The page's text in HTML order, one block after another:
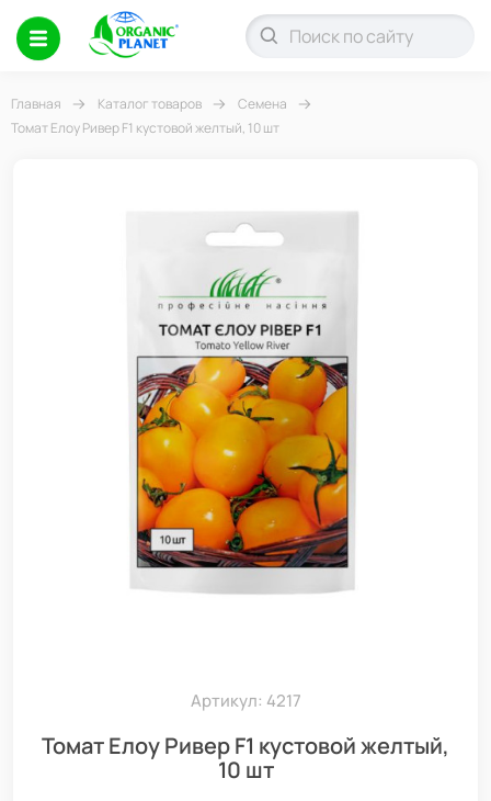
Главная Каталог товаров
Семена
Томат Елоу Ривер F1 кустовой желтый, 10 шт
Артикул: 4217
Томат Елоу Ривер F1 кустовой желтый,
10 шт